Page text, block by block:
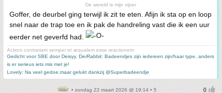
De wereld is mijn vijver
Goffer, de deurbel ging terwijl ik zit te eten. Afijn ik sta op en loop
snel naar de trap toe en ik pak de handreling vast die ik een uur
eerder net geverfd had.
Actioni contrariam semper et æqualem esse reactionem
Gedicht voor SBE door Deisyy, DerRabbit: Badeendjes zijn iedereen zijn/haar type, anders
is er serieus iets mis met je!
Lovely: Na veel gedoe,maar gelukt dankzij @Superbadeendje
• zondag 22 maart 2026 @ 19:14 • 5